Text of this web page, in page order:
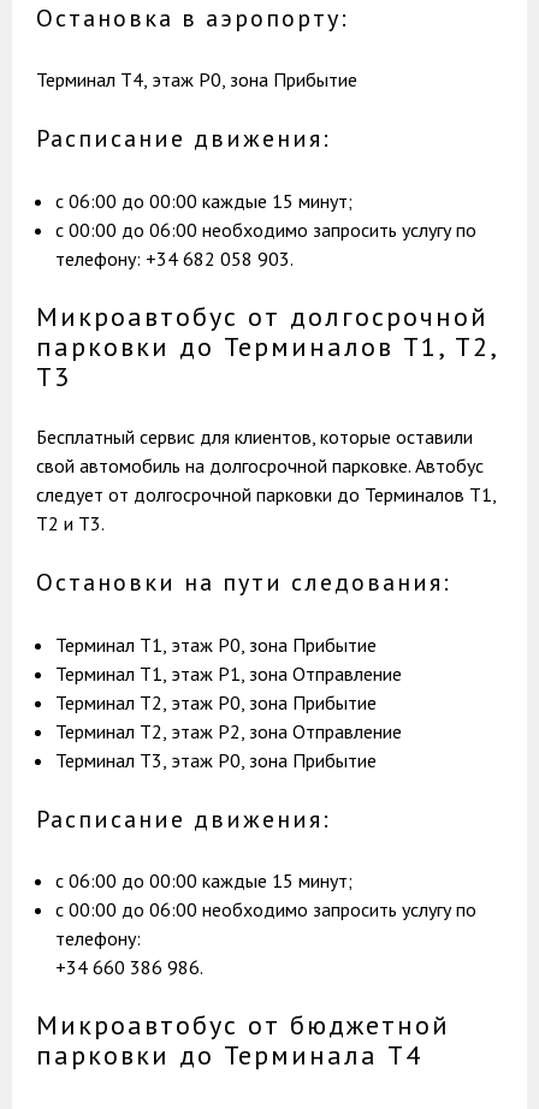
Остановка в аэропорту:
Терминал T4, этаж Р0, зона Прибытие
Расписание движения:
с 06:00 до 00:00 каждые 15 минут;
с 00:00 до 06:00 необходимо запросить услугу по
телефону: +34 682 058 903.
Микроавтобус от долгосрочной
парковки до Терминалов Т1, Т2,
Т3
Бесплатный сервис для клиентов, которые оставили
свой автомобиль на долгосрочной парковке. Автобус
следует от долгосрочной парковки до Терминалов Т1,
Т2 и T3.
Остановки на пути следования:
Терминал T1, этаж Р0, зона Прибытие
Терминал T1, этаж Р1, зона Отправление
Терминал T2, этаж Р0, зона Прибытие
Терминал T2, этаж Р2, зона Отправление
Терминал T3, этаж Р0, зона Прибытие
Расписание движения:
с 06:00 до 00:00 каждые 15 минут;
с 00:00 до 06:00 необходимо запросить услугу по
телефону:
+34 660 386 986.
Микроавтобус от бюджетной
парковки до Терминала T4